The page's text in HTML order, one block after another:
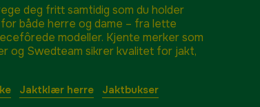
deg fritt samtidig som du holder
både herre og dame – fra lette
modeller. Kjente merker som
og Swedteam sikrer kvalitet for jakt,
Jaktklær herre
Jaktbukser